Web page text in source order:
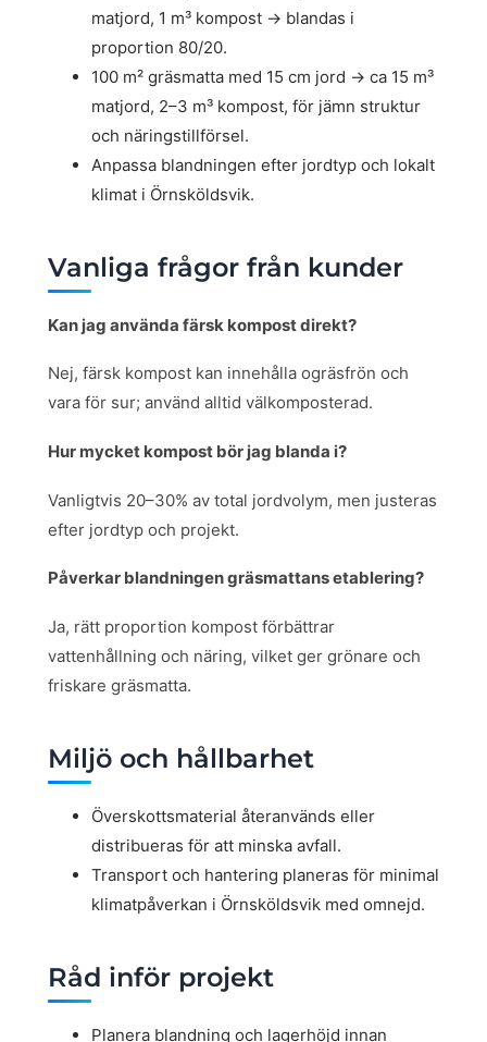
matjord, 1 m³ kompost → blandas i
proportion 80/20.
100 m² gräsmatta med 15 cm jord → ca 15 m³
matjord, 2–3 m³ kompost, för jämn struktur
och näringstillförsel.
Anpassa blandningen efter jordtyp och lokalt
klimat i Örnsköldsvik.
Vanliga frågor från kunder
Kan jag använda färsk kompost direkt?
Nej, färsk kompost kan innehålla ogräsfrön och
vara för sur; använd alltid välkomposterad.
Hur mycket kompost bör jag blanda i?
Vanligtvis 20–30% av total jordvolym, men justeras
efter jordtyp och projekt.
Påverkar blandningen gräsmattans etablering?
Ja, rätt proportion kompost förbättrar
vattenhållning och näring, vilket ger grönare och
friskare gräsmatta.
Miljö och hållbarhet
Överskottsmaterial återanvänds eller
distribueras för att minska avfall.
Transport och hantering planeras för minimal
klimatpåverkan i Örnsköldsvik med omnejd.
Råd inför projekt
Planera blandning och lagerhöjd innan